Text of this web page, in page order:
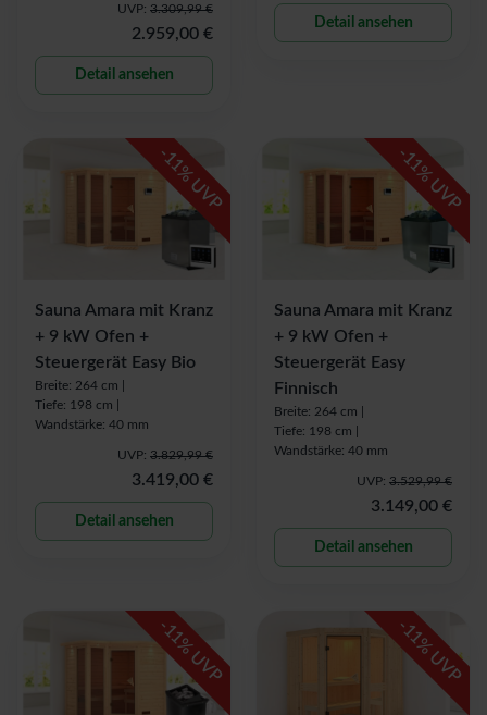
UVP: 3.309,99 €
2.959,00 €
Detail ansehen
Detail ansehen
-
11
% UVP
Sauna Amara mit Kranz
+ 9 kW Ofen +
Steuergerät Easy Bio
Breite: 264 cm |
Tiefe: 198 cm |
Wandstärke: 40 mm
UVP: 3.829,99 €
3.419,00 €
Detail ansehen
-
11
% UVP
Sauna Amara mit Kranz
+ 9 kW Ofen +
Steuergerät Easy
Finnisch
Breite: 264 cm |
Tiefe: 198 cm |
Wandstärke: 40 mm
UVP: 3.529,99 €
3.149,00 €
Detail ansehen
-
11
% UVP
-
11
% UVP